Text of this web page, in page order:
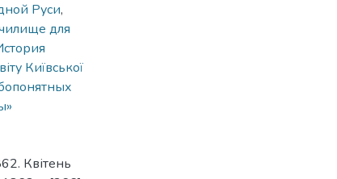
Руси,
для
Київської
Квітень